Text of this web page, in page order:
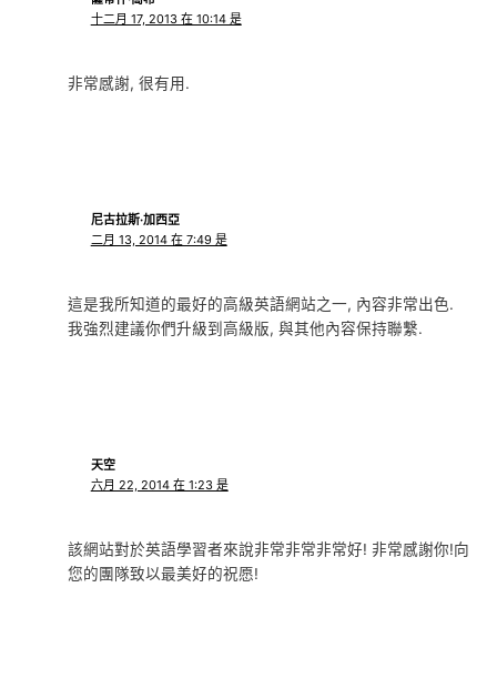
十二月 17, 2013 在 10:14 是
非常感謝, 很有用.
尼古拉斯·加西亞
二月 13, 2014 在 7:49 是
這是我所知道的最好的高級英語網站之一, 內容非常出色.
我強烈建議你們升級到高級版, 與其他內容保持聯繫.
天空
六月 22, 2014 在 1:23 是
該網站對於英語學習者來說非常非常非常好! 非常感謝你!向
您的團隊致以最美好的祝愿!